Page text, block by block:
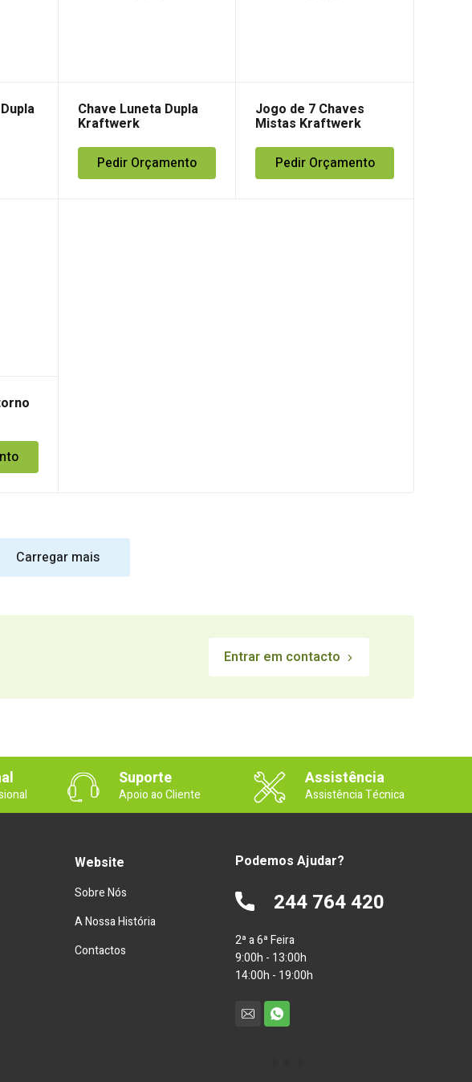
Chave Luneta Dupla
Kraftwerk
Pedir Orçamento
Jogo de 7 Chaves
Mistas Kraftwerk
Pedir Orçamento
Carregar mais
Entrar em contacto
Suporte
Apoio ao Cliente
Assistência
Assistência Técnica
Website
Sobre Nós
A Nossa História
Contactos
Podemos Ajudar?
244 764 420
2ª a 6ª Feira
9:00h - 13:00h
14:00h - 19:00h